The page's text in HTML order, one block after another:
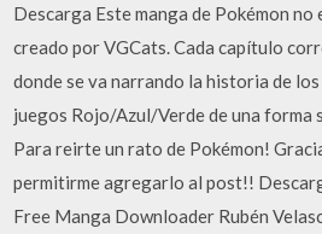
Descarga Este manga de Pokémon
creado por VGCats. Cada capítulo
donde se va narrando la historia de
juegos Rojo/Azul/Verde de una forma
Para reirte un rato de Pokémon!
permitirme agregarlo al post!!
Free Manga Downloader Rubén